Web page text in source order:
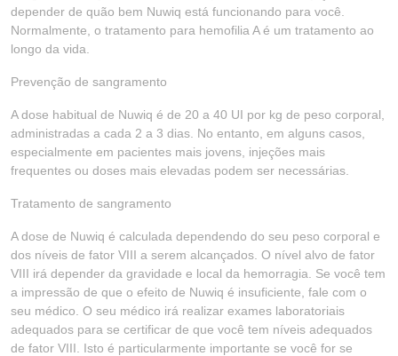
depender de quão bem Nuwiq está funcionando para você.
Normalmente, o tratamento para hemofilia A é um tratamento ao
longo da vida.
Prevenção de sangramento
A dose habitual de Nuwiq é de 20 a 40 UI por kg de peso corporal,
administradas a cada 2 a 3 dias. No entanto, em alguns casos,
especialmente em pacientes mais jovens, injeções mais
frequentes ou doses mais elevadas podem ser necessárias.
Tratamento de sangramento
A dose de Nuwiq é calculada dependendo do seu peso corporal e
dos níveis de fator VIII a serem alcançados. O nível alvo de fator
VIII irá depender da gravidade e local da hemorragia. Se você tem
a impressão de que o efeito de Nuwiq é insuficiente, fale com o
seu médico. O seu médico irá realizar exames laboratoriais
adequados para se certificar de que você tem níveis adequados
de fator VIII. Isto é particularmente importante se você for se